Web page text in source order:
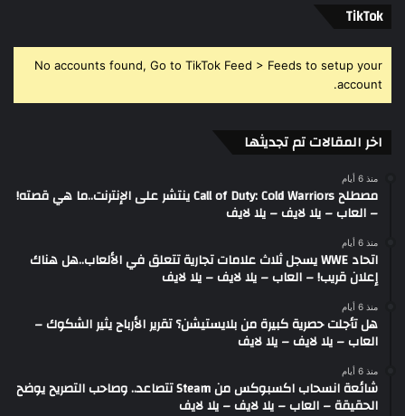
‫TikTok
No accounts found, Go to TikTok Feed > Feeds to setup your
account.
اخر المقالات تم تجديثها
منذ 6 أيام
مصطلح Call of Duty: Cold Warriors ينتشر على الإنترنت..ما هي قصته!
– العاب – يلا لايف – يلا لايف
منذ 6 أيام
اتحاد WWE يسجل ثلاث علامات تجارية تتعلق في الألعاب..هل هناك
إعلان قريب! – العاب – يلا لايف – يلا لايف
منذ 6 أيام
هل تأجلت حصرية كبيرة من بلايستيشن؟ تقرير الأرباح يثير الشكوك –
العاب – يلا لايف – يلا لايف
منذ 6 أيام
شائعة انسحاب اكسبوكس من Steam تتصاعد.. وصاحب التصريح يوضح
الحقيقة – العاب – يلا لايف – يلا لايف